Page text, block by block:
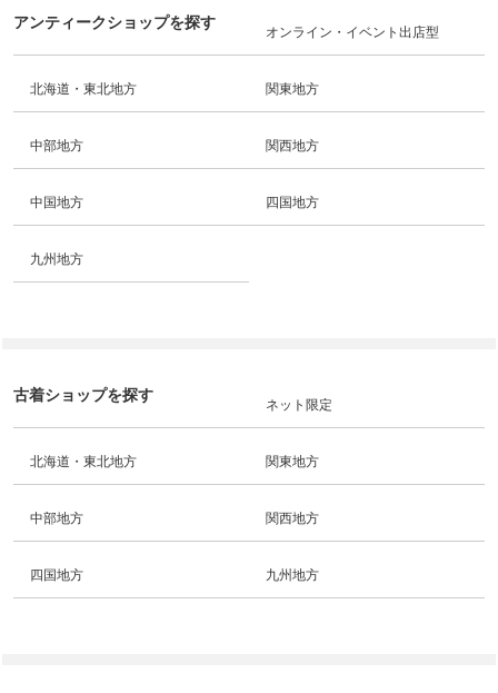
アンティークショップを探す
オンライン・イベント出店型
北海道・東北地方 関東地方
中部地方 関西地方
中国地方 四国地方
九州地方
古着ショップを探す
ネット限定
北海道・東北地方 関東地方
中部地方 関西地方
四国地方 九州地方